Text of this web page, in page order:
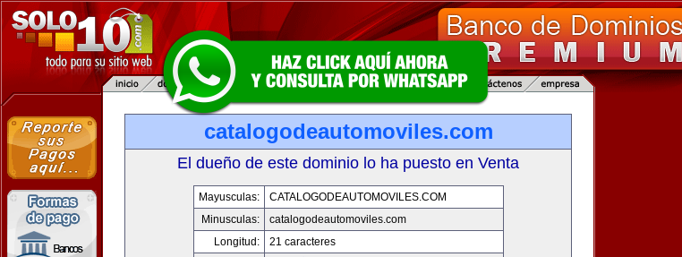
catalogodeautomoviles.com
El dueño de este dominio lo ha puesto en Venta
Mayusculas:
CATALOGODEAUTOMOVILES.COM
Minusculas:
catalogodeautomoviles.com
Longitud:
21 caracteres